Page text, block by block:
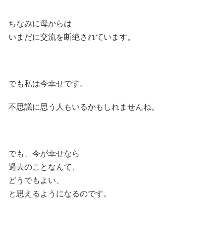
ちなみに母からは
いまだに交流を断絶されています。
でも私は今幸せです。
不思議に思う人もいるかもしれませんね。
でも、今が幸せなら
過去のことなんて、
どうでもよい、
と思えるようになるのです。